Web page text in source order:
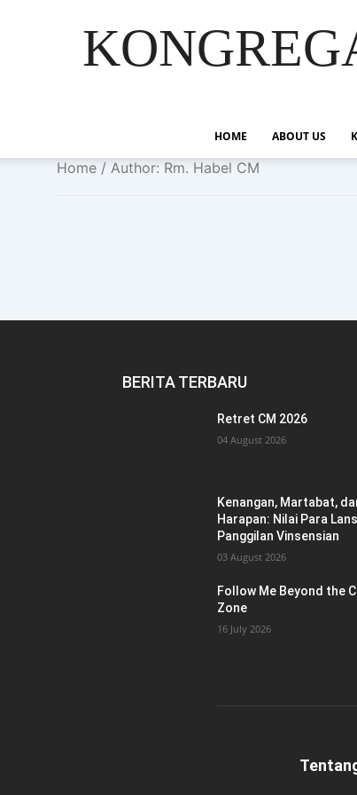
HOME ABOUT US
Home / Author: Rm. Habel CM
BERITA TERBARU
Retret CM 2026
04 August 2026
Kenangan, Martabat,
Harapan: Nilai Para
Panggilan Vinsensian
03 August 2026
Follow Me Beyond the
Zone
16 July 2026